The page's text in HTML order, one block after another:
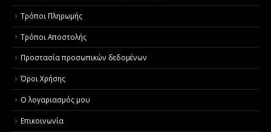
Τρόποι Πληρωμής
Τρόποι Αποστολής
Προστασία προσωπικών δεδομένων
Όροι Χρήσης
Ο λογαριασμός μου
Επικοινωνία